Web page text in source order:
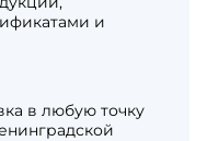
и
в любую точку